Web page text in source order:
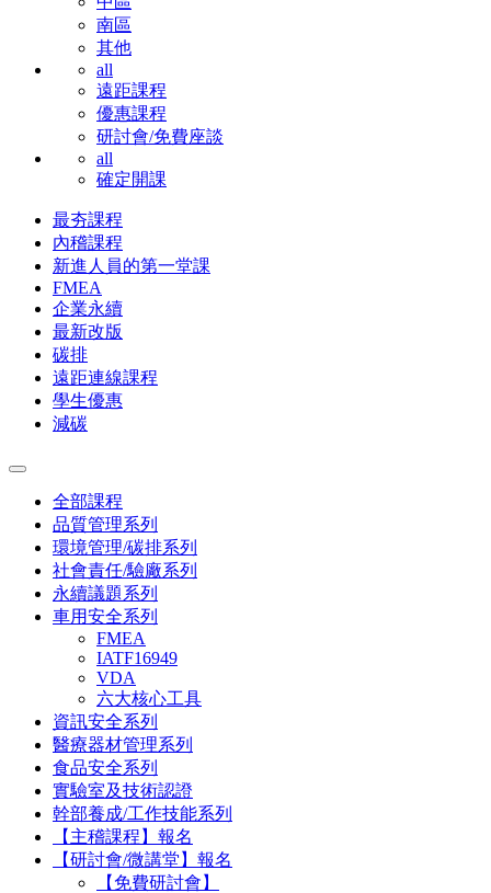
南區
其他
all
遠距課程
優惠課程
研討會/免費座談
all
確定開課
最夯課程
內稽課程
新進人員的第一堂課
FMEA
企業永續
最新改版
碳排
遠距連線課程
學生優惠
減碳
全部課程
品質管理系列
環境管理/碳排系列
社會責任/驗廠系列
永續議題系列
車用安全系列
FMEA
IATF16949
VDA
六大核心工具
資訊安全系列
醫療器材管理系列
食品安全系列
實驗室及技術認證
幹部養成/工作技能系列
【主稽課程】報名
【研討會/微講堂】報名
【免費研討會】